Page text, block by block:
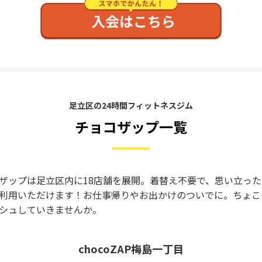
足立区の24時間フィットネスジム
チョコザップ一覧
ップは足立区内に18店舗を展開。着替え不要で、思い立っ
用いただけます！お仕事帰りやお出かけのついでに。ちょ
ュしていきませんか。
chocoZAP梅島一丁目